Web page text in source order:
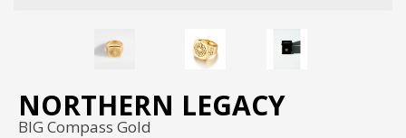
NORTHERN LEGACY
BIG Compass Gold